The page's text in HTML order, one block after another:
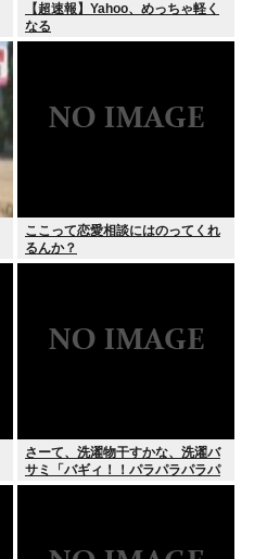
【超速報】Yahoo、めっちゃ軽く
なる
ここって恋愛相談にはのってくれ
るんか？
さーて、洗濯物干すかな、洗濯バ
サミ「バギィ！！パラパラパラパ
ラ」